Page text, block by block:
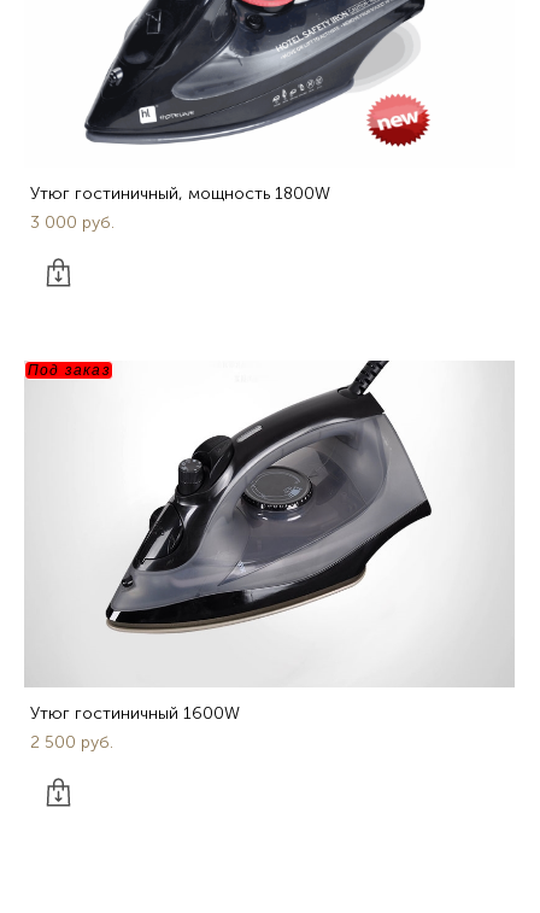
Утюг гостиничный, мощность 1800W
3 000 pуб.
Под заказ
Утюг гостиничный 1600W
2 500 pуб.